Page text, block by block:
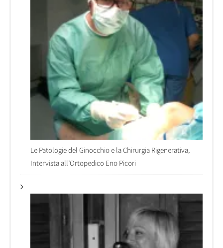
Le Patologie del Ginocchio e la Chirurgia Rigenerativa,
Intervista all’Ortopedico Eno Picori